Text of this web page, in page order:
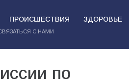
ПРОИСШЕСТВИЯ ЗДОРОВЬЕ
С НАМИ
по